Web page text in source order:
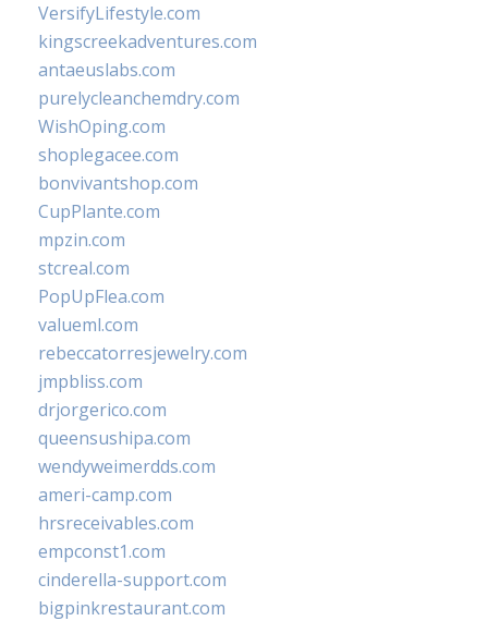
VersifyLifestyle.com
kingscreekadventures.com
antaeuslabs.com
purelycleanchemdry.com
WishOping.com
shoplegacee.com
bonvivantshop.com
CupPlante.com
mpzin.com
stcreal.com
PopUpFlea.com
valueml.com
rebeccatorresjewelry.com
jmpbliss.com
drjorgerico.com
queensushipa.com
wendyweimerdds.com
ameri-camp.com
hrsreceivables.com
empconst1.com
cinderella-support.com
bigpinkrestaurant.com